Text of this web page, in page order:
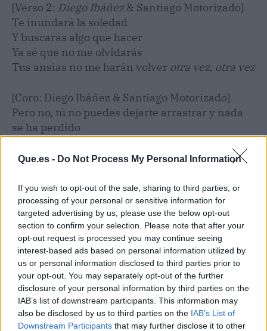
Que.es - Do Not Process My Personal Information
If you wish to opt-out of the sale, sharing to third parties, or
processing of your personal or sensitive information for
targeted advertising by us, please use the below opt-out
section to confirm your selection. Please note that after your
opt-out request is processed you may continue seeing
interest-based ads based on personal information utilized by
us or personal information disclosed to third parties prior to
your opt-out. You may separately opt-out of the further
disclosure of your personal information by third parties on the
IAB’s list of downstream participants. This information may
also be disclosed by us to third parties on the IAB’s List of
Downstream Participants that may further disclose it to other
[Verso 2: Diego Ibáñez& Santiago Motorizado]
Te inundará la soledad
Y buscarás algo que hacer
Ya sé que no me olvidarás
Tus ansias no me harán volver otra vez, otra vez
[Coro: Diego Ibáñez & Santiago Motorizado]
Pero no, tú no puedes dejarte arrastrar y nada
se ha perdido
desconocido
perdido
Y yo, soy el fruto de un sueño irreal, espacio
vacío
[Puente:Diego Ibáñez& Santiago Motorizado]
Tus sueños de felicidad
Se detienen en la noche
A mí no me podrás culpar
No tienes nada que ofrecer